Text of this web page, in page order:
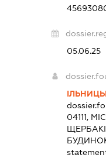
05.06.25
04111,